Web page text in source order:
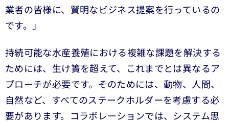
業者の皆様に、賢明なビジネス提案を行っているの
です。」
持続可能な水産養殖における複雑な課題を解決する
ためには、生け簀を超えて、これまでとは異なるア
プローチが必要です。そのためには、動物、人間、
自然など、すべてのステークホルダーを考慮する必
要があります。コラボレーションでは、システム思